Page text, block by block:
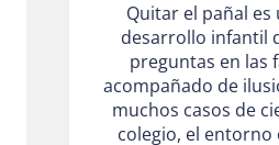
Quitar el pañal
desarrollo infantil
preguntas en las
acompañado de
muchos casos de
colegio, el